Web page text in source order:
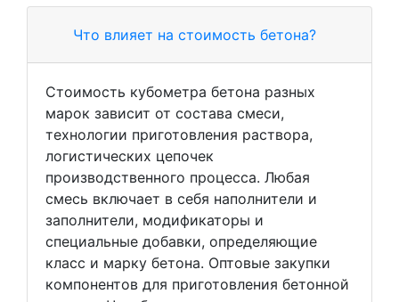
Что влияет на стоимость бетона?
Стоимость кубометра бетона разных
марок зависит от состава смеси,
технологии приготовления раствора,
логистических цепочек
производственного процесса. Любая
смесь включает в себя наполнители и
заполнители, модификаторы и
специальные добавки, определяющие
класс и марку бетона. Оптовые закупки
компонентов для приготовления бетонной